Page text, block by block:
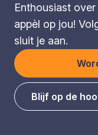
Enthousiast
appèl op jou!
sluit je aan.
Blijf op de